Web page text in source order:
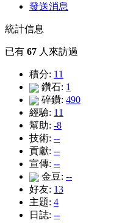
發送消息
統計信息
已有 67 人來訪過
積分: 11
鑽石: 1
碎鑽: 490
經驗: 11
幫助: -8
技術: --
貢獻: --
宣傳: --
金豆: --
好友: 13
主題: 4
日誌: --